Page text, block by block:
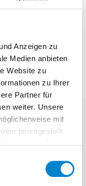
Anzeigen zu
Medien anbieten
Website zu
zu Ihrer
Partner für
weiter. Unsere
mit
bereitgestellt
und Zarge.
wird in
das